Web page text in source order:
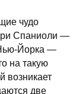
чудо
Спаниоли —
Йорка —
на такую
возникает
две